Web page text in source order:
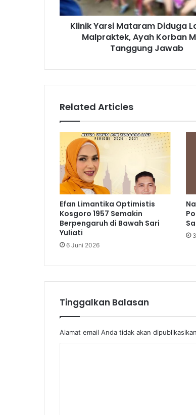
Klinik Yarsi Mataram Diduga
Malpraktek, Ayah Korban
Tanggung Jawab
Related Articles
Efan Limantika Optimistis
Kosgoro 1957 Semakin
Berpengaruh di Bawah Sari
Yuliati
6 Juni 2026
Tinggalkan Balasan
Alamat email Anda tidak akan